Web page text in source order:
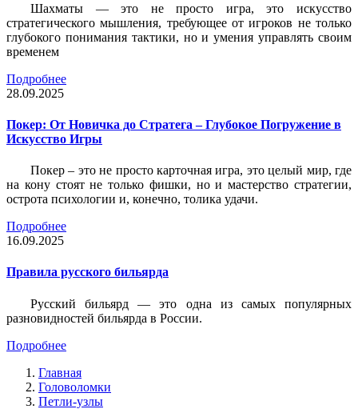
Шахматы — это не просто игра, это искусство
стратегического мышления, требующее от игроков не только
глубокого понимания тактики, но и умения управлять своим
временем
Подробнее
28.09.2025
Покер: От Новичка до Стратега – Глубокое Погружение в
Искусство Игры
Покер – это не просто карточная игра, это целый мир, где
на кону стоят не только фишки, но и мастерство стратегии,
острота психологии и, конечно, толика удачи.
Подробнее
16.09.2025
Правила русского бильярда
Русский бильярд — это одна из самых популярных
разновидностей бильярда в России.
Подробнее
Главная
Головоломки
Петли-узлы